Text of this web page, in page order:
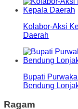
Kolabor-Aksi
Daerah
Bupati
Bendung
Ragam